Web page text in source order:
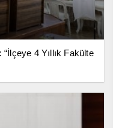
4 Yıllık Fakülte